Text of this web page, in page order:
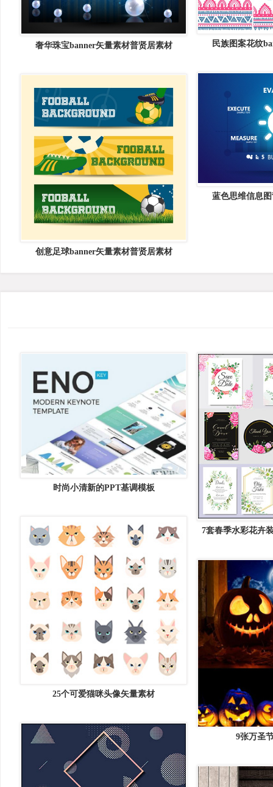
奢华珠宝banner矢量素材普贤居素材 民族图案花纹
蓝色思维信息
创意足球banner矢量素材普贤居素材
时尚小清新的PPT基调模板
7套春季水彩花卉
25个可爱猫咪头像矢量素材
9张万圣